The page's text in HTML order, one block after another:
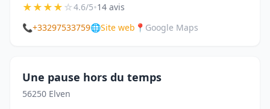
★★★★☆4.6/5•14 avis
📞+33297533759🌐Site web 📍 Google Maps
Une pause hors du temps
56250 Elven